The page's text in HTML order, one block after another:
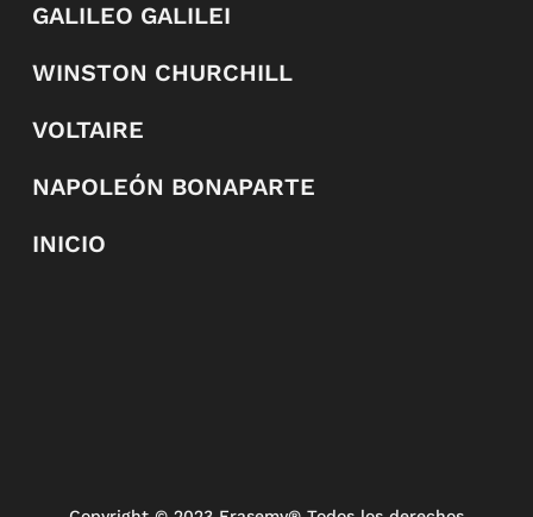
GALILEO GALILEI
WINSTON CHURCHILL
VOLTAIRE
NAPOLEÓN BONAPARTE
INICIO